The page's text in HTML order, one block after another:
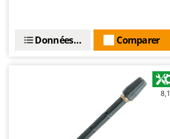
Sunseeker
Comparer
Données techniques
8,1